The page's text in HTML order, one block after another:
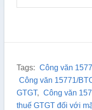
Tags: Công văn
Công văn 15771/
GTGT, Công văn
thuế GTGT đối với